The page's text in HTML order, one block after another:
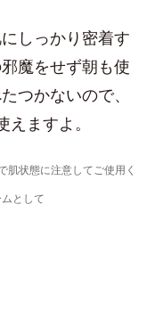
しっかり密着す
魔をせず朝も使
つかないので、
ますよ。
状態に注意してご使用く
として